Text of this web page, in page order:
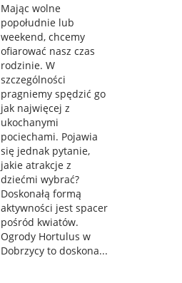
Mając wolne
popołudnie lub
weekend, chcemy
ofiarować nasz czas
rodzinie. W
szczególności
pragniemy spędzić go
jak najwięcej z
ukochanymi
pociechami. Pojawia
się jednak pytanie,
jakie atrakcje z
dziećmi wybrać?
Doskonałą formą
aktywności jest spacer
pośród kwiatów.
Ogrody Hortulus w
Dobrzycy to doskona...